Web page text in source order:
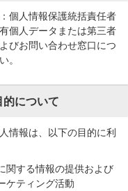
個人情報保護統括責任者
個人データまたは第三者
びお問い合わせ窓口につ
。
について
情報は、以下の目的に利
関する情報の提供および
ケティング活動